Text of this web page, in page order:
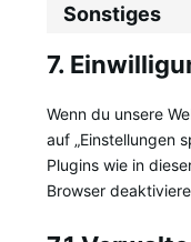
Sonstiges
7.
Wenn du unsere
auf „Einstellungen
Plugins wie in
Browser